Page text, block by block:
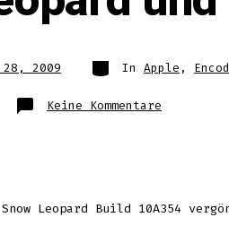
2009 Kategorien
In Apple ,
Keine Kommentare
Apple
Leopard Build 10A354